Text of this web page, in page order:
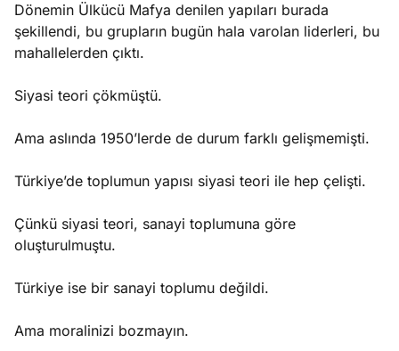
Dönemin Ülkücü Mafya denilen yapıları burada
şekillendi, bu grupların bugün hala varolan liderleri, bu
mahallelerden çıktı.
Siyasi teori çökmüştü.
Ama aslında 1950’lerde de durum farklı gelişmemişti.
Türkiye’de toplumun yapısı siyasi teori ile hep çelişti.
Çünkü siyasi teori, sanayi toplumuna göre
oluşturulmuştu.
Türkiye ise bir sanayi toplumu değildi.
Ama moralinizi bozmayın.